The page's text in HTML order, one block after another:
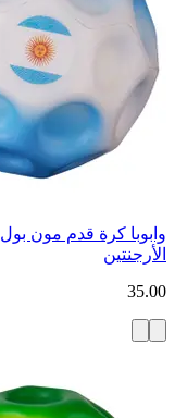
وابوبا كرة قدم مون
الأرجنتين
35.00